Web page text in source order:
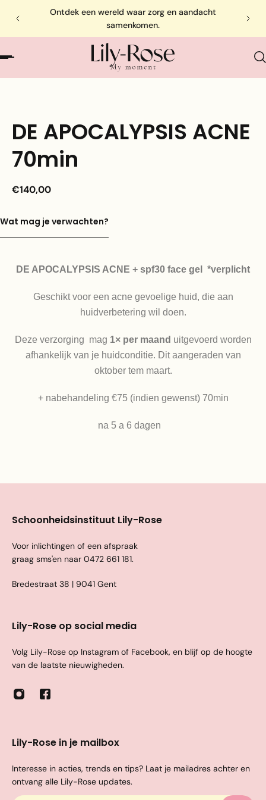
Ontdek een wereld waar zorg en aandacht
samenkomen.
DE APOCALYPSIS ACNE
70min
€140,00
Wat mag je verwachten?
DE APOCALYPSIS ACNE + spf30 face gel *verplicht
Geschikt voor een acne gevoelige huid, die aan
huidverbetering wil doen.
Deze verzorging mag 1× per maand uitgevoerd worden
afhankelijk van je huidconditie. Dit aangeraden van
oktober tem maart.
+ nabehandeling €75 (indien gewenst) 70min
na 5 a 6 dagen
Schoonheidsinstituut Lily-Rose
Voor inlichtingen of een afspraak
graag sms'en naar 0472 661 181.
Bredestraat 38 | 9041 Gent
Lily-Rose op social media
Volg Lily-Rose op Instagram of Facebook, en blijf op de hoogte
van de laatste nieuwigheden.
Lily-Rose in je mailbox
Interesse in acties, trends en tips? Laat je mailadres achter en
ontvang alle Lily-Rose updates.